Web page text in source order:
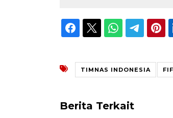
TIMNAS INDONESIA
Berita Terkait